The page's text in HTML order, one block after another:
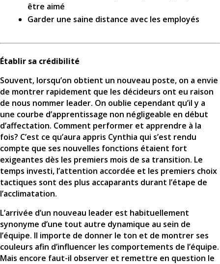
être aimé
Garder une saine distance avec les employés
Établir sa crédibilité
Souvent, lorsqu’on obtient un nouveau poste, on a envie
de montrer rapidement que les décideurs ont eu raison
de nous nommer leader. On oublie cependant qu’il y a
une courbe d’apprentissage non négligeable en début
d’affectation. Comment performer et apprendre à la
fois? C’est ce qu’aura appris Cynthia qui s’est rendu
compte que ses nouvelles fonctions étaient fort
exigeantes dès les premiers mois de sa transition. Le
temps investi, l’attention accordée et les premiers choix
tactiques sont des plus accaparants durant l’étape de
l’acclimatation.
L’arrivée d’un nouveau leader est habituellement
synonyme d’une tout autre dynamique au sein de
l’équipe. Il importe de donner le ton et de montrer ses
couleurs afin d’influencer les comportements de l’équipe.
Mais encore faut-il observer et remettre en question le